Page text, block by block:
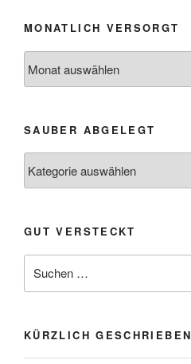
MONATLICH VERSORGT
versorgt
SAUBER ABGELEGT
abgelegt
GUT VERSTECKT
nach:
KÜRZLICH GESCHRIEBEN